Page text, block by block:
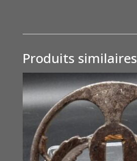
Produits similaires